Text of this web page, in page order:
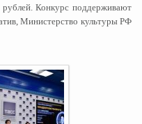
Конкурс поддерживают
Министерство культуры РФ